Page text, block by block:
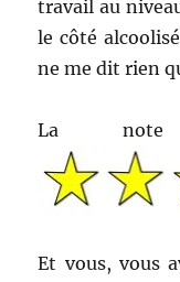
travail au
le côté
ne me dit rien
La
Et vous, vous